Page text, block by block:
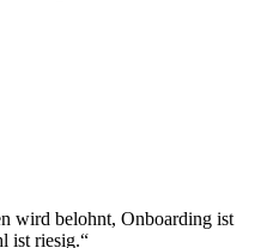
wird belohnt, Onboarding ist
ist riesig.“